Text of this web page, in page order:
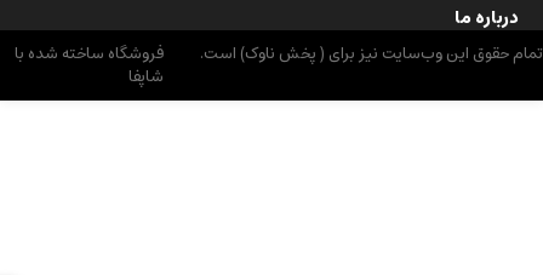
درباره ما
حقوق اين وب‌سايت نیز برای ( پخش ناوک) است.
فروشگاه ساخته شده با
شاپفا